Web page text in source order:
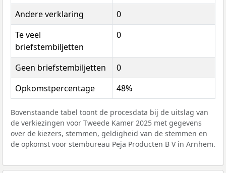
Andere verklaring
0
Te veel
briefstembiljetten
0
Geen briefstembiljetten
0
Opkomstpercentage
48%
Bovenstaande tabel toont de procesdata bij de uitslag van
de verkiezingen voor Tweede Kamer 2025 met gegevens
over de kiezers, stemmen, geldigheid van de stemmen en
de opkomst voor stembureau Peja Producten B V in Arnhem.